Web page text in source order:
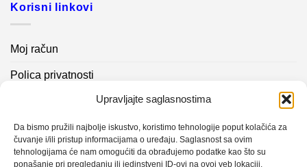
Upravljajte saglasnostima
Da bismo pružili najbolje iskustvo, koristimo tehnologije poput kolačića za
čuvanje i/ili pristup informacijama o uređaju. Saglasnost sa ovim
tehnologijama će nam omogućiti da obrađujemo podatke kao što su
ponašanje pri pregledanju ili jedinstveni ID-ovi na ovoj veb lokaciji.
Korisni linkovi
Moj račun
Polica privatnosti
Kontakt info
Novosti